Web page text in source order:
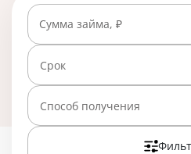
Займы
Вклады
Бизнес
подавайте заявку на
можно наличными или на карту,
01.05.2025 вам доступно 23
от 0% в день.
Сумма займа, ₽
Срок
Способ получения